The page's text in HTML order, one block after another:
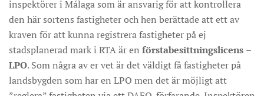
inspektörer i Málaga som är ansvarig för att kontrollera
den här sortens fastigheter och hen berättade att ett av
kraven för att kunna registrera fastigheter på ej
stadsplanerad mark i RTA är en förstabesittningslicens –
LPO. Som några av er vet är det väldigt få fastigheter på
landsbygden som har en LPO men det är möjligt att